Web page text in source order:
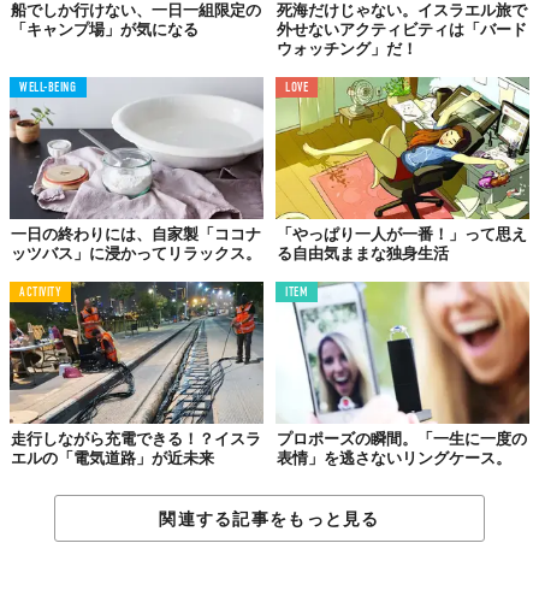
船でしか行けない、一日一組限定の
「キャンプ場」が気になる
死海だけじゃない。イスラエル旅で
外せないアクティビティは「バード
ウォッチング」だ！
WELL-BEING
一日の終わりには、自家製「ココナ
ッツバス」に浸かってリラックス。
LOVE
「やっぱり一人が一番！」って思え
る自由気ままな独身生活
ACTIVITY
走行しながら充電できる！？イスラ
エルの「電気道路」が近未来
ITEM
プロポーズの瞬間。「一生に一度の
表情」を逃さないリングケース。
関連する記事をもっと見る